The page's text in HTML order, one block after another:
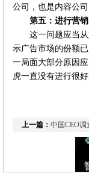
公司，也是内容公司
第五：进行营销
这一问题应当
示广告市场的份额
一局面大部分原因
虎一直没有进行很
上一篇： 中国CEO